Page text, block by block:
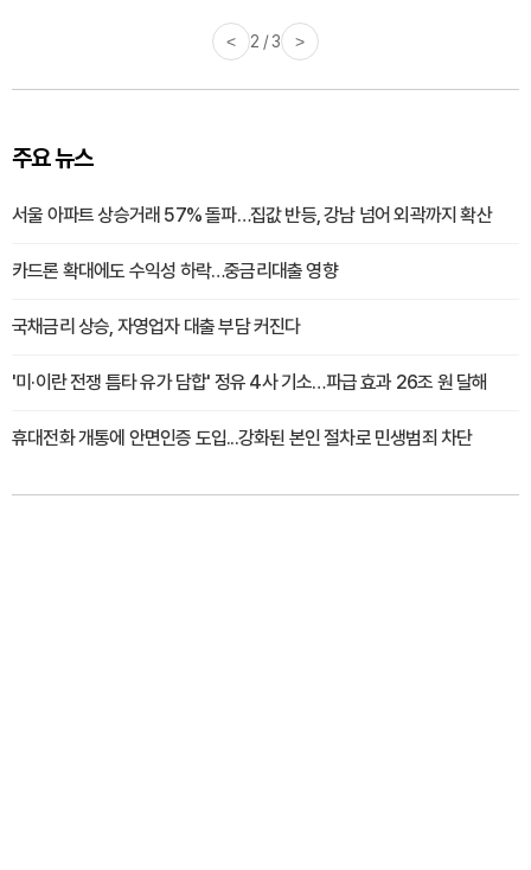
< 2 / 3 >
주요 뉴스
서울 아파트 상승거래 57% 돌파…집값 반등, 강남 넘어 외곽까지 확산
카드론 확대에도 수익성 하락…중금리대출 영향
국채금리 상승, 자영업자 대출 부담 커진다
'미·이란 전쟁 틈타 유가 담합' 정유 4사 기소…파급 효과 26조 원 달해
휴대전화 개통에 안면인증 도입...강화된 본인 절차로 민생범죄 차단